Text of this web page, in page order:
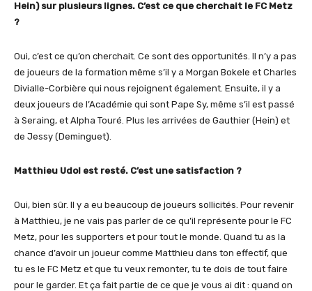
Hein) sur plusieurs lignes. C’est ce que cherchait le FC Metz
?
Oui, c’est ce qu’on cherchait. Ce sont des opportunités. Il n’y a pas
de joueurs de la formation même s’il y a Morgan Bokele et Charles
Divialle-Corbière qui nous rejoignent également. Ensuite, il y a
deux joueurs de l’Académie qui sont Pape Sy, même s’il est passé
à Seraing, et Alpha Touré. Plus les arrivées de Gauthier (Hein) et
de Jessy (Deminguet).
Matthieu Udol est resté. C’est une satisfaction ?
Oui, bien sûr. Il y a eu beaucoup de joueurs sollicités. Pour revenir
à Matthieu, je ne vais pas parler de ce qu’il représente pour le FC
Metz, pour les supporters et pour tout le monde. Quand tu as la
chance d’avoir un joueur comme Matthieu dans ton effectif, que
tu es le FC Metz et que tu veux remonter, tu te dois de tout faire
pour le garder. Et ça fait partie de ce que je vous ai dit : quand on